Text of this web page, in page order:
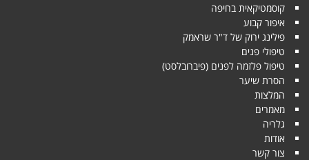
קוסמטיקאית בחיפה
איפור קבוע
פילינג ירוק של ד"ר שראמק
טיפולי פנים
טיפול פלזמה לפנים (פיברובלסט)
הסרת שיער
המלצות
מאמרים
גלריה
אודות
צור קשר